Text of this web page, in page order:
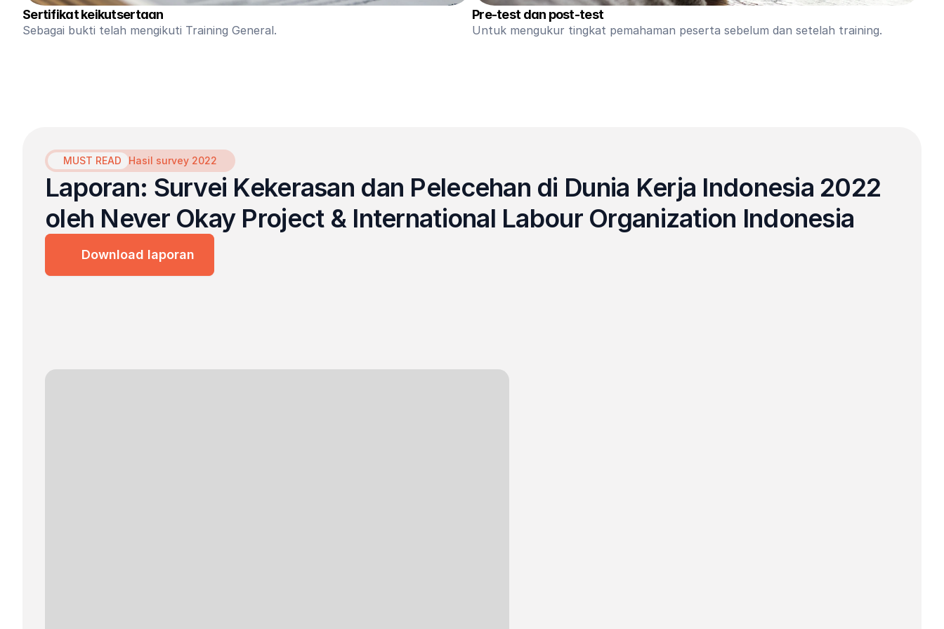
Sertifikat keikutsertaan
Sebagai bukti telah mengikuti Training General.
Pre-test dan post-test
Untuk mengukur tingkat pemahaman peserta sebelum dan setelah training.
MUST READ Hasil survey 2022
Laporan: Survei Kekerasan dan Pelecehan di Dunia Kerja Indonesia 2022
oleh Never Okay Project & International Labour Organization Indonesia
Download laporan